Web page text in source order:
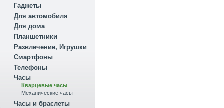
Гаджеты
Для автомобиля
Для дома
Планшетники
Развлечение, Игрушки
Смартфоны
Телефоны
Часы
Кварцевые часы
Механические часы
Часы и браслеты